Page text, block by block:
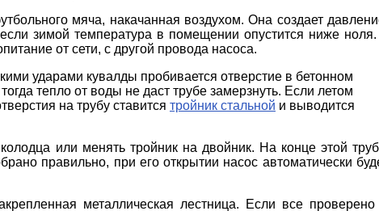
мяча, накачанная воздухом. Она создает
зимой температура в помещении опустится ниже
от сети, с другой провода насоса.
ударами кувалды пробивается отверстие в бетонном
тепло от воды не даст трубе замерзнуть. Если летом
на трубу ставится тройник стальной и выводится
или менять тройник на двойник. На конце этой
правильно, при его открытии насос автоматически
металлическая лестница. Если все проверено